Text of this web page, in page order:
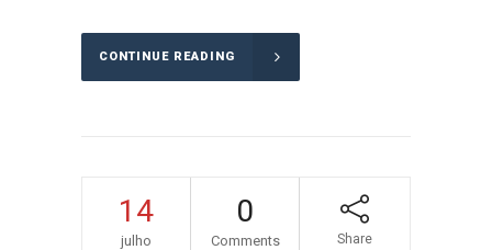
CONTINUE READING
14
julho
0
Comments Share